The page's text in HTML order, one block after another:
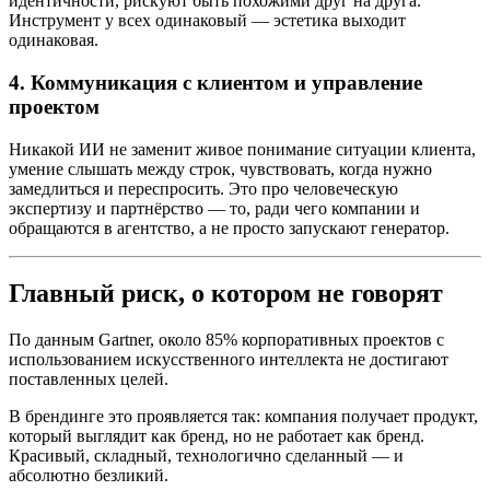
Инструмент у всех одинаковый — эстетика выходит
одинаковая.
4. Коммуникация с клиентом и управление
проектом
Никакой ИИ не заменит живое понимание ситуации клиента,
умение слышать между строк, чувствовать, когда нужно
замедлиться и переспросить. Это про человеческую
экспертизу и партнёрство — то, ради чего компании и
обращаются в агентство, а не просто запускают генератор.
Главный риск, о котором не говорят
По данным Gartner, около 85% корпоративных проектов с
использованием искусственного интеллекта не достигают
поставленных целей.
В брендинге это проявляется так: компания получает продукт,
который выглядит как бренд, но не работает как бренд.
Красивый, складный, технологично сделанный — и
абсолютно безликий.